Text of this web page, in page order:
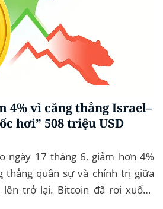
4% vì căng thẳng Israel–
hơi” 508 triệu USD
ngày 17 tháng 6, giảm hơn 4%
thẳng quân sự và chính trị giữa
trở lại. Bitcoin đã rơi xuống